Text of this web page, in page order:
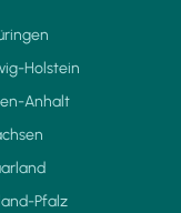
Holstein
Anhalt
Pfalz